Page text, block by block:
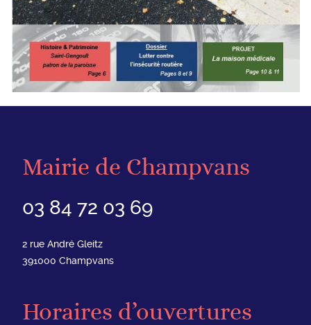
Mairie de Champvans
03 84 72 03 69
2 rue André Gleitz
391000 Champvans
Horaires d’ouvertures